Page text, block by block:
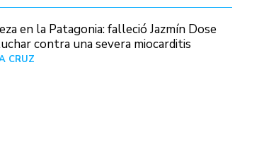
en la Patagonia: falleció Jazmín Dose
contra una severa miocarditis
CRUZ